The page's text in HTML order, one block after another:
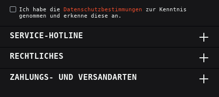
Ich habe dieDatenschutzbestimmungen zur Kenntnis
genommen und erkenne diese an.
SERVICE-HOTLINE
RECHTLICHES
ZAHLUNGS- UND VERSANDARTEN